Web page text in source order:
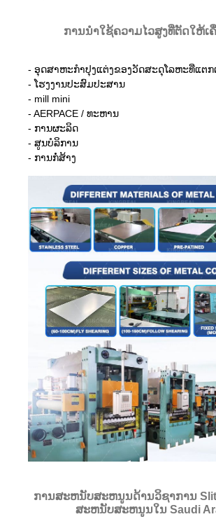
ການນໍາໃຊ້ຄວາມໄວສູງທີ່ຕັດໃຫ້ເ
- ອຸດສາຫະກໍາປຸງແຕ່ງຂອງວັດສະດຸໂລຫະທີ່ແຕກ
- ໂຮງງານປະສົມປະສານ
- mill mini
- AERPACE / ທະຫານ
- ການຜະລິດ
- ສູນບໍລິການ
- ການກໍ່ສ້າງ
ການສະຫນັບສະຫນູນດ້ານວິຊາການ
ສະຫນັບສະຫນູນໃນ Saudi